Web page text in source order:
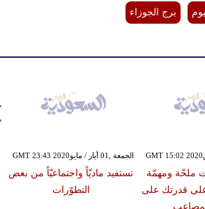
برج الجوزاء
الجمعة ,01 أيار / مايوGMT 23:43 2020
تستفيد ماديّاً واجتماعيّاً من بعض
التطوّرات
ملحّة ومهمّة
قدرتك على